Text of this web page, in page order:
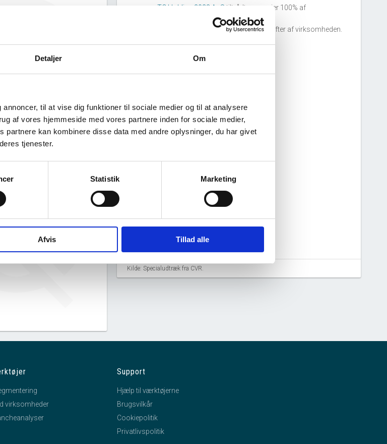
Detaljer Om
til at vise dig funktioner til sociale medier og til at analysere
af vores hjemmeside med vores partnere inden for sociale medier,
partnere kan kombinere disse data med andre oplysninger, du har givet
tjenester.
Statistik Marketing
Afvis Tillad alle
data om deres
datterselskaber
Stillads
ApS har ingen
TC Holding 2023 ApS tiltrådte som ejer 100% af
TC Holding 2023 ApS
tiltrådte som stifter af virksomheden.
Kilde: Specialudtræk fra CVR.
virksomheder
Support
Hjælp til værktøjerne
Brugsvilkår
Cookiepolitik
Privatlivspolitik